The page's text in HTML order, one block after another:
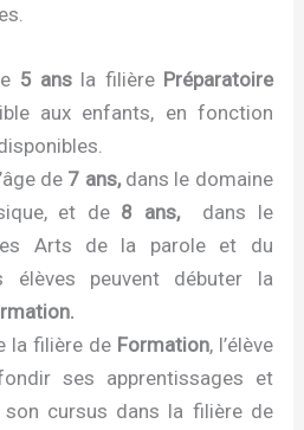
5 ansla filière Préparatoire
aux enfants, en fonction
de 7 ans,dans le domaine
et de 8 ans,dans le
Arts de la parole et du
élèves peuvent débuter la
la filière de Formation, l’élève
ses apprentissages et
son cursus dans la filière de